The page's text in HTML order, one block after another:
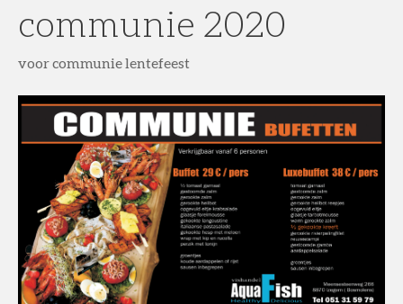
communie 2020
voor communie lentefeest